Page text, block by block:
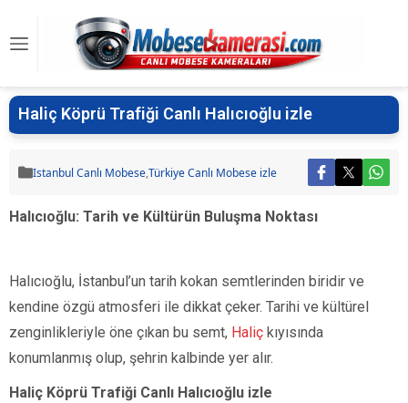
Haliç Köprü Trafiği Canlı Halıcıoğlu izle
Istanbul Canlı Mobese,Türkiye Canlı Mobese izle
Halıcıoğlu: Tarih ve Kültürün Buluşma Noktası
Halıcıoğlu, İstanbul’un tarih kokan semtlerinden biridir ve
kendine özgü atmosferi ile dikkat çeker. Tarihi ve kültürel
zenginlikleriyle öne çıkan bu semt, Haliç kıyısında
konumlanmış olup, şehrin kalbinde yer alır.
Haliç Köprü Trafiği Canlı Halıcıoğlu izle